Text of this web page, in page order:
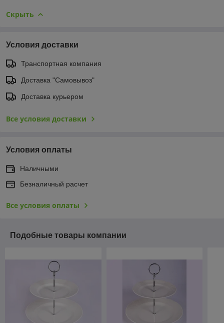
Скрыть
Условия доставки
Транспортная компания
Доставка "Самовывоз"
Доставка курьером
Все условия доставки
Условия оплаты
Наличными
Безналичный расчет
Все условия оплаты
Подобные товары компании